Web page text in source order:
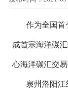
作为全国首
成首宗海洋碳
心海洋碳汇交易
泉州洛阳